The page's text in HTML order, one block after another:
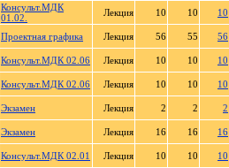
Консульт.МДК
01.02.
Лекция 10 10 10
Проектная графика Лекция 56 55 56
Консульт.МДК 02.06 Лекция 10 10 10
Консульт.МДК 02.06 Лекция 10 10 10
Экзамен Лекция 2 2 2
Экзамен Лекция 16 16 16
Консульт.МДК 02.01 Лекция 10 10 10